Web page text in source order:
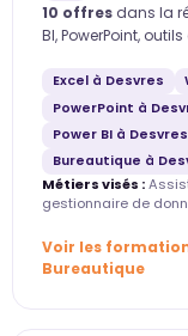
10 offres dans la
BI, PowerPoint,
Excel à Desvres
PowerPoint à
Power BI à Desvres
Bureautique à
Métiers visés :
gestionnaire de
Voir les
Bureautique